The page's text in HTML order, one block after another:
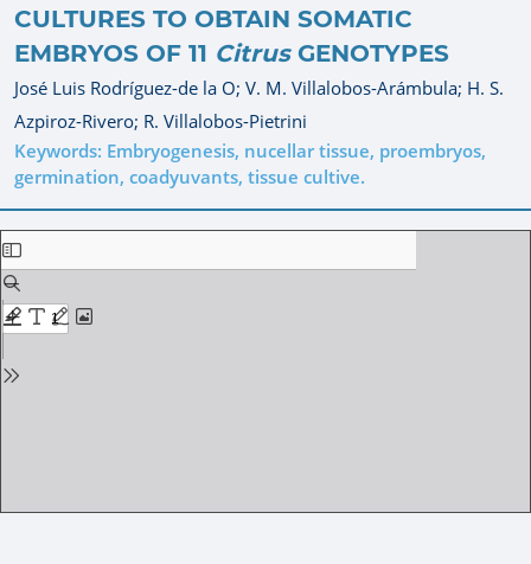
CULTURES TO OBTAIN SOMATIC
EMBRYOS OF 11 CitrusGENOTYPES
José Luis Rodríguez-de la O; V. M. Villalobos-Arámbula; H. S.
Azpiroz-Rivero; R. Villalobos-Pietrini
Keywords: Embryogenesis, nucellar tissue, proembryos,
germination, coadyuvants, tissue cultive.